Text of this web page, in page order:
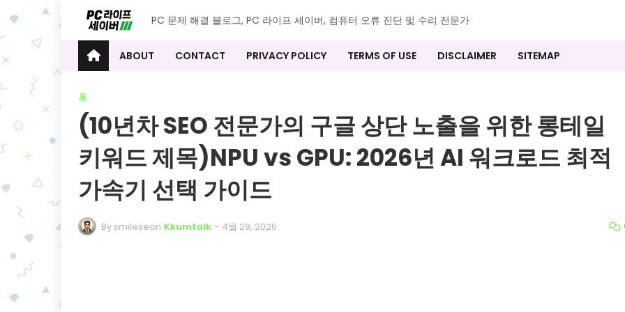
PC 문제 해결 블로그, PC 라이프 세이버, 컴퓨터 오류 진단 및 수리 전문가
ABOUT CONTACT PRIVACY POLICY TERMS OF USE DISCLAIMER SITEMAP
홈
(10년차 SEO 전문가의 구글 상단 노출을 위한 롱테일
키워드 제목)NPU vs GPU: 2026년 AI 워크로드 최적
가속기 선택 가이드
By smileseon Kkumtalk - 4월 29, 2026